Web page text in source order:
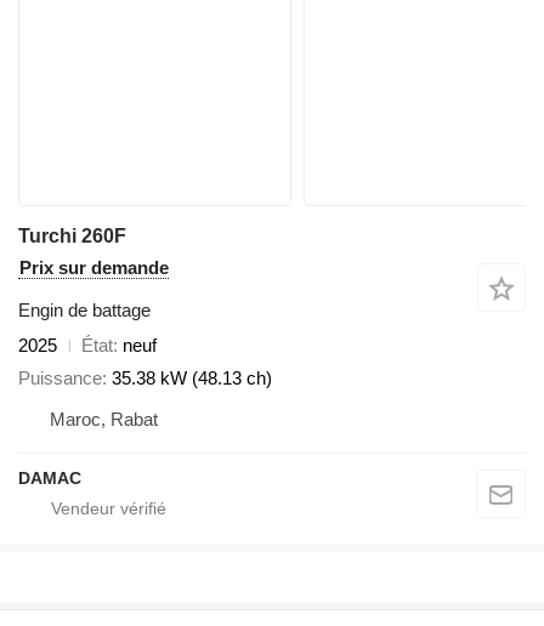
Turchi 260F
Prix sur demande
Engin de battage
2025
État neuf
Puissance 35.38 kW (48.13 ch)
Maroc, Rabat
DAMAC